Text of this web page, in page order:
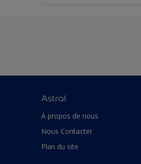
Astral
À propos de nous
Nous Contacter
Plan du site